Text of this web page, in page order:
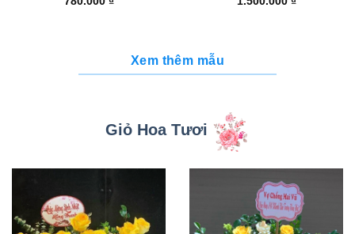
Xem thêm mẫu
Giỏ Hoa Tươi